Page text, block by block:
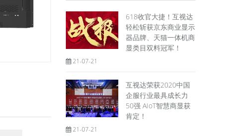
618收官大捷！互视达
轻松斩获京东商业显示
器品牌、天猫一体机商
显类目双料冠军！
21-07-21
互视达荣获2020中国
企服行业最具成长力
50强 AIoT智慧商显获
肯定！
21-07-21